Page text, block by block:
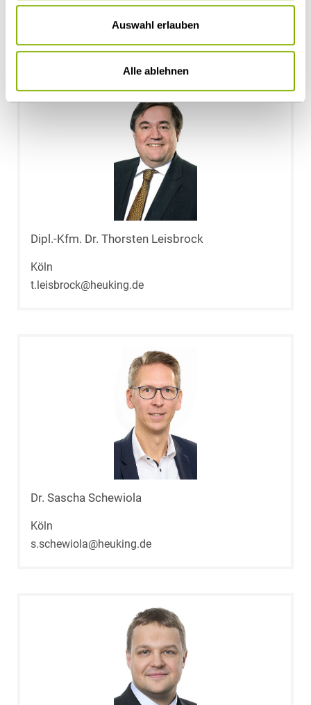
Auswahl erlauben
Alle ablehnen
Köln
s.westerheide@heuking.de
Dipl.-Kfm. Dr. Thorsten Leisbrock
Köln
t.leisbrock@heuking.de
Dr. Sascha Schewiola
Köln
s.schewiola@heuking.de